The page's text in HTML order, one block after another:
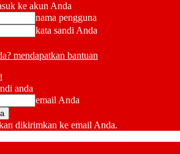
ke akun Anda
nama pengguna
kata sandi Anda
mendapatkan bantuan
anda
email Anda
dikirimkan ke email Anda.